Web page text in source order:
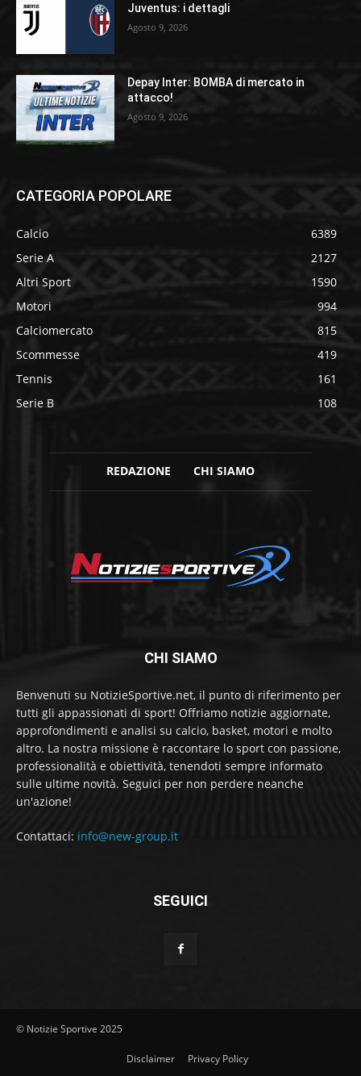
Juventus: i dettagli
Agosto 9, 2026
Depay Inter: BOMBA di mercato in
attacco!
Agosto 9, 2026
CATEGORIA POPOLARE
Calcio
6389
Serie A
2127
Altri Sport
1590
Motori
994
Calciomercato
815
Scommesse
419
Tennis
161
Serie B
108
REDAZIONE CHI SIAMO
CHI SIAMO
Benvenuti su NotizieSportive.net, il punto di riferimento per
tutti gli appassionati di sport! Offriamo notizie aggiornate,
approfondimenti e analisi su calcio, basket, motori e molto
altro. La nostra missione è raccontare lo sport con passione,
professionalità e obiettività, tenendoti sempre informato
sulle ultime novità. Seguici per non perdere neanche
un'azione!
Contattaci: info@new-group.it
SEGUICI
© Notizie Sportive 2025
Disclaimer Privacy Policy